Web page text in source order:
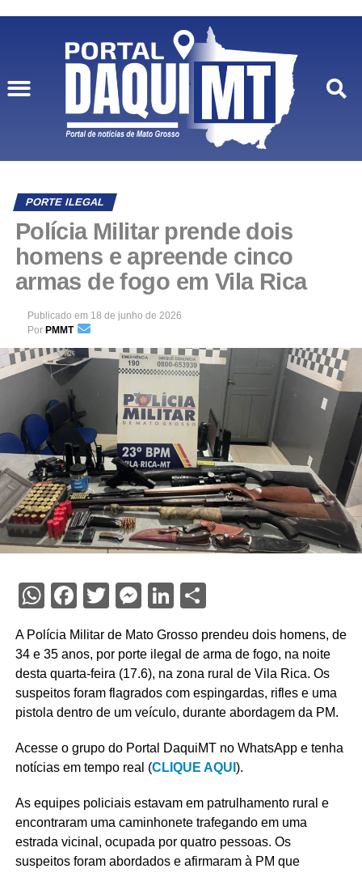
PORTE ILEGAL
Polícia Militar prende dois
homens e apreende cinco
armas de fogo em Vila Rica
Publicado em 18 de junho de 2026
Por PMMT
WhatsApp
Facebook
Twitter
Messenger
LinkedIn
Share
A Polícia Militar de Mato Grosso prendeu dois homens, de
34 e 35 anos, por porte ilegal de arma de fogo, na noite
desta quarta-feira (17.6), na zona rural de Vila Rica. Os
suspeitos foram flagrados com espingardas, rifles e uma
pistola dentro de um veículo, durante abordagem da PM.
Acesse o grupo do Portal DaquiMT no WhatsApp e tenha
notícias em tempo real (CLIQUE AQUI ).
As equipes policiais estavam em patrulhamento rural e
encontraram uma caminhonete trafegando em uma
estrada vicinal, ocupada por quatro pessoas. Os
suspeitos foram abordados e afirmaram à PM que